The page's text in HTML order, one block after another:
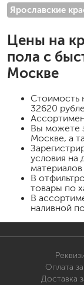
Ярославские
Цены на
пола с
Москве
Стоимость
32620
Вы можете
Москве, а
условия на
В
товары по
В
наливной
Оплата
Доставка